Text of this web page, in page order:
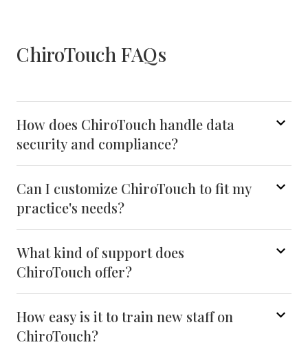
ChiroTouch FAQs
How does ChiroTouch handle data
security and compliance?
Can I customize ChiroTouch to fit my
practice's needs?
What kind of support does
ChiroTouch offer?
How easy is it to train new staff on
ChiroTouch?